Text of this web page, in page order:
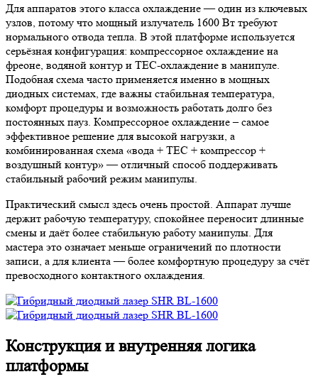
Для аппаратов этого класса охлаждение — один из ключевых
узлов, потому что мощный излучатель 1600 Вт требуют
нормального отвода тепла. В этой платформе используется
серьёзная конфигурация: компрессорное охлаждение на
фреоне, водяной контур и TEC-охлаждение в манипуле.
Подобная схема часто применяется именно в мощных
диодных системах, где важны стабильная температура,
комфорт процедуры и возможность работать долго без
постоянных пауз. Компрессорное охлаждение – самое
эффективное решение для высокой нагрузки, а
комбинированная схема «вода + TEC + компрессор +
воздушный контур» — отличный способ поддерживать
стабильный рабочий режим манипулы.
Практический смысл здесь очень простой. Аппарат лучше
держит рабочую температуру, спокойнее переносит длинные
смены и даёт более стабильную работу манипулы. Для
мастера это означает меньше ограничений по плотности
записи, а для клиента — более комфортную процедуру за счёт
превосходного контактного охлаждения.
Конструкция и внутренняя логика
платформы